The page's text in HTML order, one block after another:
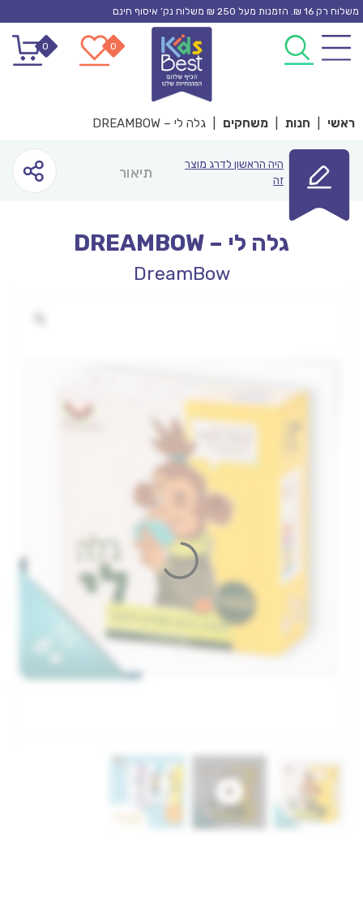
Skip
content
משלוח רק 16 ₪. הזמנות מעל 250 ₪ משלוח נק’ איסוף חינם
0
0
ראשי חנות משחקים גלה לי – DREAMBOW
היה הראשון לדרג מוצר
זה
תיאור
גלה לי – DREAMBOW
DreamBow